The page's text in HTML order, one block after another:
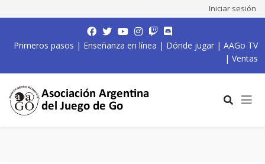
Iniciar sesión
Primeros pasos | Enseñanza en línea | Dónde jugar | AAGo TV
| Ventas